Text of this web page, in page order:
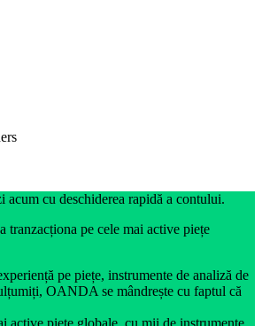
acum cu deschiderea rapidă a contului.
tranzacționa pe cele mai active piețe
pe piețe, instrumente de analiză de
OANDA se mândrește cu faptul că
active piețe globale, cu mii de instrumente